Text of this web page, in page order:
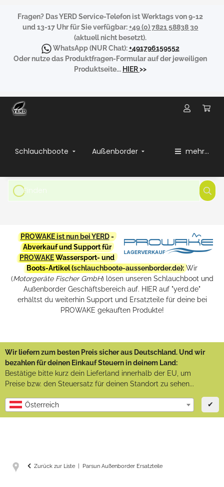
Fragen? Das YERD Service-Telefon ist Werktags von 9-12
und 13-17 Uhr für Sie verfügbar:+49 (0) 7821 58838 30
(aktuell nicht besetzt).
WhatsApp(NUR Chat):+491796159552
Oder nutze das Produktfragen-Formular auf der jeweiligen
Produktseite... HIER>>
Schlauchboote Außenborder mehr...
PROWAKE ist nun bei YERD-
Abverkauf und Support für
PROWAKEWassersport- und
Boots-Artikel (schlauchboote-aussenborder.de): Wir
(Motorgeräte Fischer GmbH) lösen unseren Schlauchboot und
Außenborder Geschäftsbereich auf. HIER auf "yerd.de"
erhältst du weiterhin Support und Ersatzteile für deine bei
PROWAKE gekauften Produkte!
Wir liefern zum besten Preis sicher aus Deutschland. Und wir
bezahlen für deinen Einkauf Steuern in deinem Land:
Bestätige bitte kurz dein Lieferland innerhalb der EU, um
Preise bzw. den Steuersatz für deinen Standort zu sehen...
Österreich ✔
Zurück zur Liste Parsun Außenborder Ersatzteile